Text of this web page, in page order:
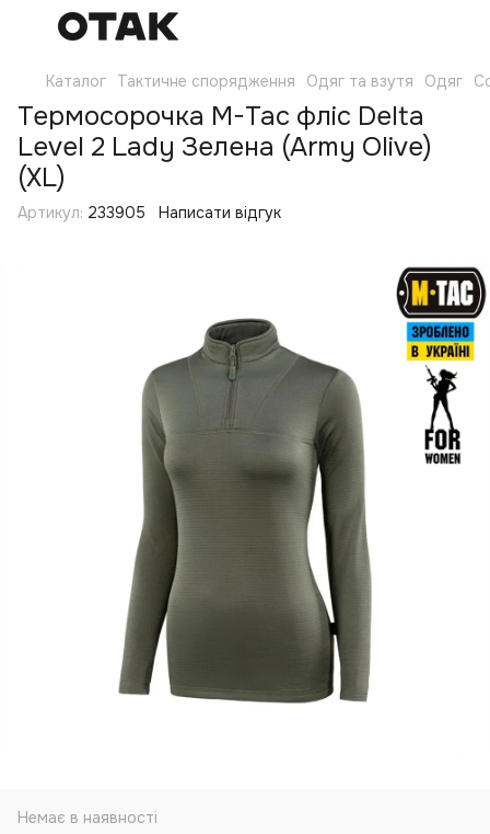
Каталог Тактичне спорядження Одяг та взутя Одяг
Термосорочка M-Tac фліс Delta
Level 2 Lady Зелена (Army Olive)
(XL)
Артикул: 233905 Написати відгук
Немає в наявності